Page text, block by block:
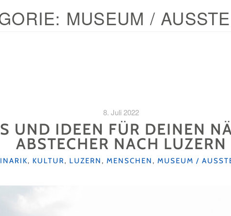
MUSEUM /
8. Juli 2022
UND IDEEN FÜR DEINEN
ABSTECHER NACH LUZERN
, KULTUR, LUZERN, MENSCHEN, MUSEUM /